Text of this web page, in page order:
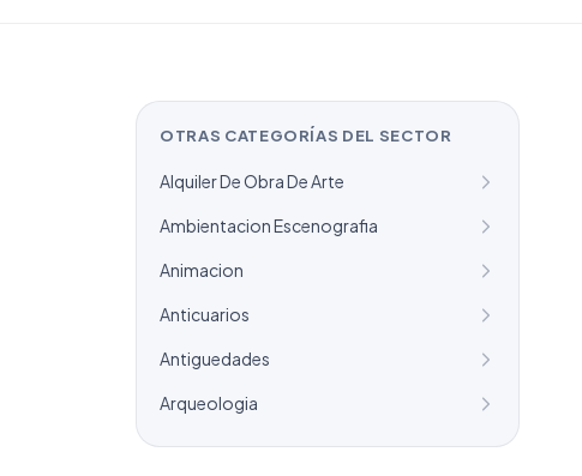
OTRAS CATEGORÍAS DEL SECTOR
Alquiler De Obra De Arte
Ambientacion Escenografia
Animacion
Anticuarios
Antiguedades
Arqueologia